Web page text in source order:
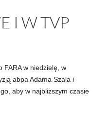
I W TVP
FARA w niedzielę, w
abpa Adama Szala i
aby w najbliższym czasie